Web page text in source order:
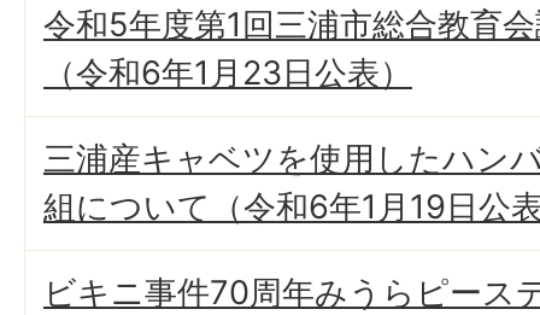
令和5年度第1回三浦市総合教育
（令和6年1月23日公表）
三浦産キャベツを使用したハン
組について（令和6年1月19日公
ビキニ事件70周年みうらピース